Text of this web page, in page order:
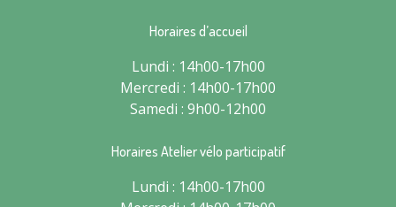
Horaires d’accueil
Lundi : 14h00-17h00
Mercredi : 14h00-17h00
Samedi : 9h00-12h00
Horaires Atelier vélo participatif
Lundi : 14h00-17h00